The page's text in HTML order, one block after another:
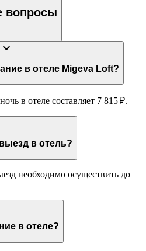
вопросы
Сколько стоит проживание в отеле Migeva Loft?
в отеле составляет 7 815 ₽.
В какое время заезд и выезд в отель?
необходимо осуществить до
Как оплатить проживание в отеле?